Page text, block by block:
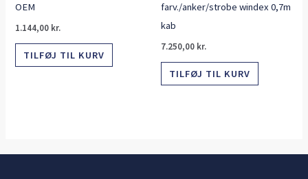
OEM
1.144,00 kr.
TILFØJ TIL KURV
farv./anker/strobe windex 0,7m
kab
7.250,00 kr.
TILFØJ TIL KURV